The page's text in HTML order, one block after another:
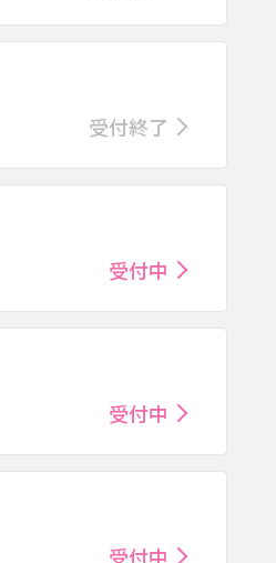
受付終了
受付中
受付中
受付中